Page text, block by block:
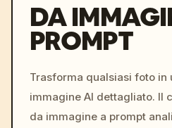
DA
PROMPT
Trasforma qualsiasi foto in
immagine AI dettagliato. Il
da immagine a prompt